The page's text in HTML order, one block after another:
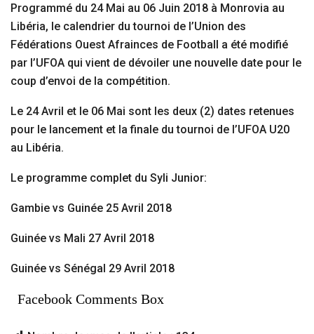
Programmé du 24 Mai au 06 Juin 2018 à Monrovia au
Libéria, le calendrier du tournoi de l’Union des
Fédérations Ouest Afrainces de Football a été modifié
par l’UFOA qui vient de dévoiler une nouvelle date pour le
coup d’envoi de la compétition.
Le 24 Avril et le 06 Mai sont les deux (2) dates retenues
pour le lancement et la finale du tournoi de l’UFOA U20
au Libéria.
Le programme complet du Syli Junior:
Gambie vs Guinée 25 Avril 2018
Guinée vs Mali 27 Avril 2018
Guinée vs Sénégal 29 Avril 2018
Facebook Comments Box